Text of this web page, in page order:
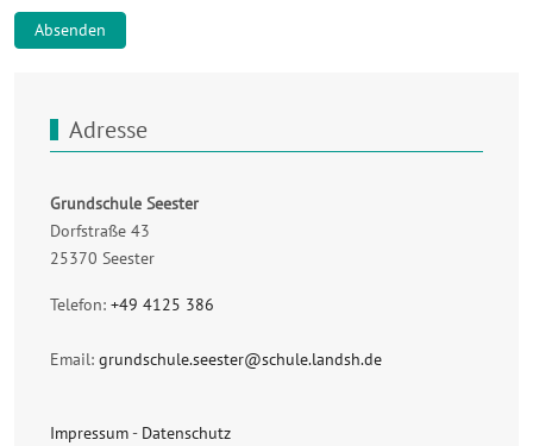
Absenden
Adresse
Grundschule Seester
Dorfstraße 43
25370 Seester
Telefon: +49 4125 386
Email: grundschule.seester@schule.landsh.de
Impressum- Datenschutz